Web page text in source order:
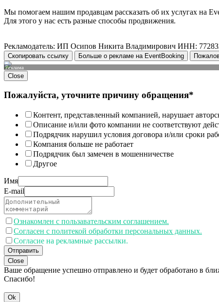
Мы помогаем нашим продавцам рассказать об их услугах на
Для этого у нас есть разные способы продвижения.
Рекламодатель: ИП Осипов Никита Владимирович ИНН:
Скопировать ссылку Больше о рекламе на EventBooking
Реклама
Close
Пожалуйста, уточните причину обращения*
Контент, представленный компанией, нарушает
Описание и/или фото компании не соответствуют
Подрядчик нарушил условия договора и/или сроки
Компания больше не работает
Подрядчик был замечен в мошенничестве
Другое
Имя
E-mail
Ознакомлен с пользавательским соглашением.
Согласен с политекой обработки персональных данных.
Согласие на рекламные рассылки.
Отправить
Close
Ваше обращение успешно отправлено и будет обработано в
Спасибо!
Ok